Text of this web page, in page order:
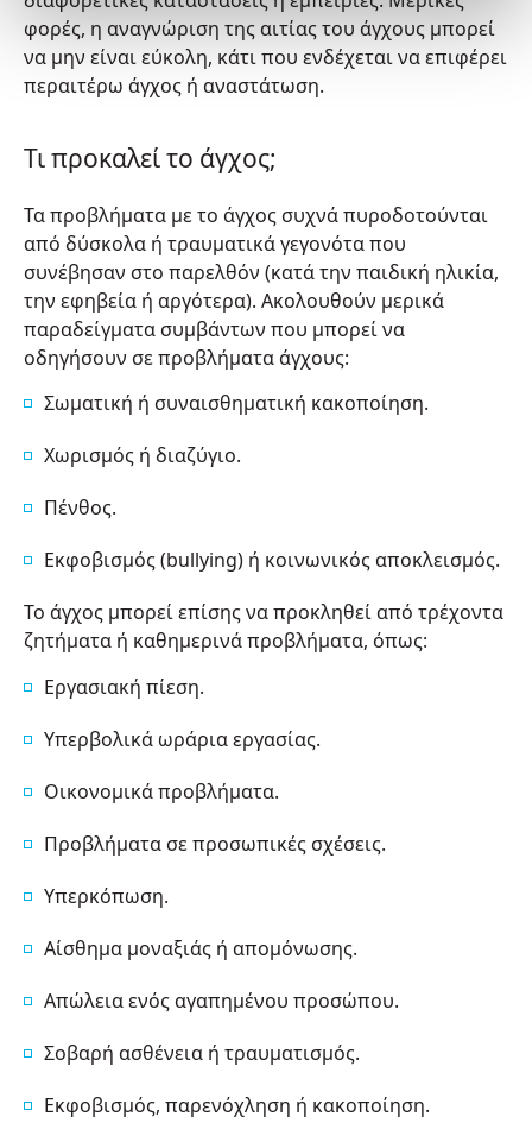
φορές, η αναγνώριση της αιτίας του άγχους μπορεί
να μην είναι εύκολη, κάτι που ενδέχεται να επιφέρει
περαιτέρω άγχος ή αναστάτωση.
Τι προκαλεί το άγχος;
Τα προβλήματα με το άγχος συχνά πυροδοτούνται
από δύσκολα ή τραυματικά γεγονότα που
συνέβησαν στο παρελθόν (κατά την παιδική ηλικία,
την εφηβεία ή αργότερα). Ακολουθούν μερικά
παραδείγματα συμβάντων που μπορεί να
οδηγήσουν σε προβλήματα άγχους:
Σωματική ή συναισθηματική κακοποίηση.
Χωρισμός ή διαζύγιο.
Πένθος.
Εκφοβισμός (bullying) ή κοινωνικός αποκλεισμός.
Το άγχος μπορεί επίσης να προκληθεί από τρέχοντα
ζητήματα ή καθημερινά προβλήματα, όπως:
Εργασιακή πίεση.
Υπερβολικά ωράρια εργασίας.
Οικονομικά προβλήματα.
Προβλήματα σε προσωπικές σχέσεις.
Υπερκόπωση.
Αίσθημα μοναξιάς ή απομόνωσης.
Απώλεια ενός αγαπημένου προσώπου.
Σοβαρή ασθένεια ή τραυματισμός.
Εκφοβισμός, παρενόχληση ή κακοποίηση.